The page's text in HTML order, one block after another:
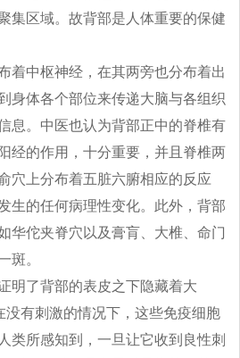
集区域。故背部是人体重要的保健
着中枢神经，在其两旁也分布着出
身体各个部位来传递大脑与各组织
息。中医也认为背部正中的脊椎有
经的作用，十分重要，并且脊椎两
穴上分布着五脏六腑相应的反应
生的任何病理性变化。此外，背部
华佗夹脊穴以及膏肓、大椎、命门
斑。
明了背部的表皮之下隐藏着大
没有刺激的情况下，这些免疫细胞
类所感知到，一旦让它收到良性刺